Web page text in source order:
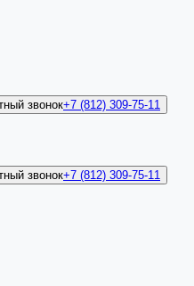
звонок+7 (812) 309-75-11
звонок+7 (812) 309-75-11